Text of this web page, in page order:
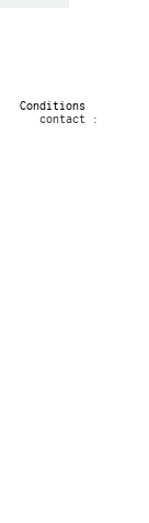
Conditions
contact :